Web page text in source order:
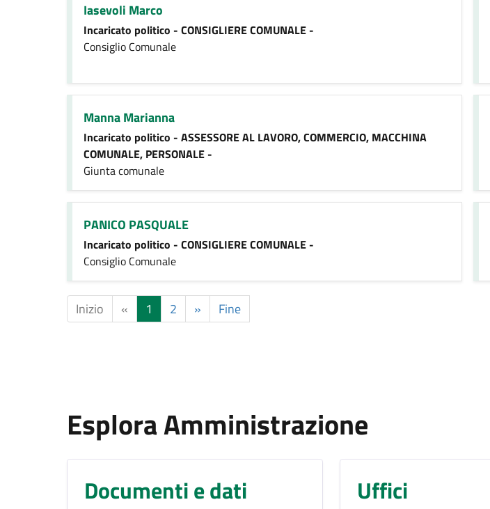
Iasevoli Marco
Incaricato politico - CONSIGLIERE COMUNALE -
Consiglio Comunale
Manna Marianna
Incaricato politico - ASSESSORE AL LAVORO, COMMERCIO, MACCHINA
COMUNALE, PERSONALE -
Giunta comunale
PANICO PASQUALE
Incaricato politico - CONSIGLIERE COMUNALE -
Consiglio Comunale
Inizio « 1 2 » Fine
Esplora Amministrazione
Documenti e dati Uffici